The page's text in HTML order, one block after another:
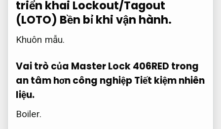
triển khai Lockout/Tagout
(LOTO) Bền bỉ khi vận hành.
Khuôn mẫu.
Vai trò của Master Lock 406RED trong
an tâm hơn công nghiệpTiết kiệm nhiên
liệu.
Boiler.